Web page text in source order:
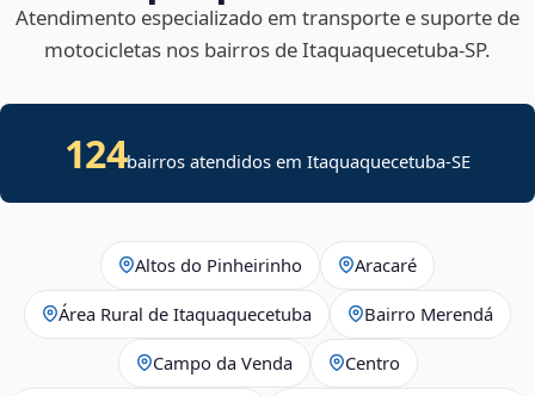
Atendimento especializado em transporte e suporte de
motocicletas nos bairros de Itaquaquecetuba‑SP.
124bairros atendidos emItaquaquecetuba-SE
Altos do Pinheirinho Aracaré
Área Rural de Itaquaquecetuba Bairro Merendá
Campo da Venda Centro